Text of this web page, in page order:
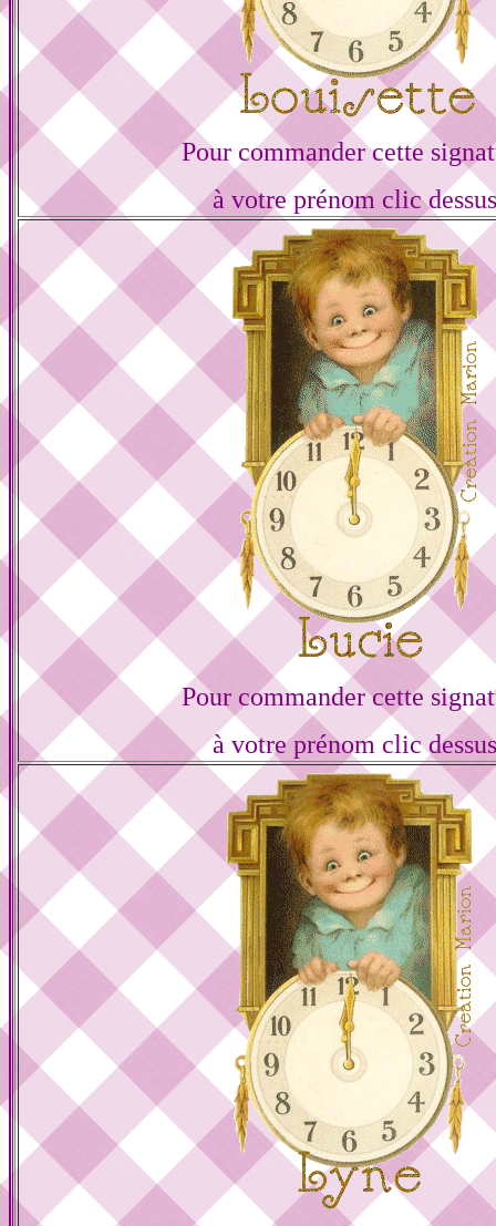
Pour commander cette
à votre prénom clic dessus
Pour commander cette
à votre prénom clic dessus